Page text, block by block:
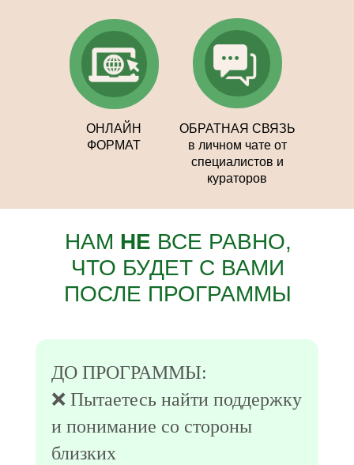
ОНЛАЙН
ФОРМАТ
ОБРАТНАЯ СВЯЗЬ
в личном чате от
специалистов и
кураторов
*на тарифах «Премиальный» и «VIP»
НАМ НЕ ВСЕ РАВНО,
ЧТО БУДЕТ С ВАМИ
ПОСЛЕ ПРОГРАММЫ
ДО ПРОГРАММЫ:
❌ Пытаетесь найти поддержку
и понимание со стороны
близких